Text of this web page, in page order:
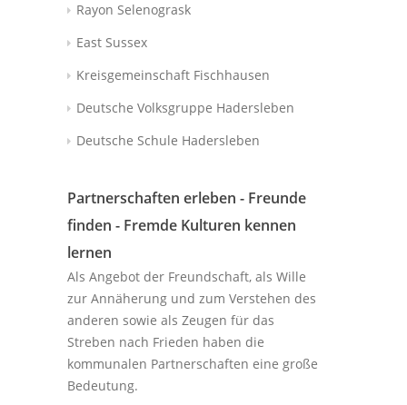
Rayon Selenogrask
East Sussex
Kreisgemeinschaft Fischhausen
Deutsche Volksgruppe Hadersleben
Deutsche Schule Hadersleben
Partnerschaften erleben - Freunde
finden - Fremde Kulturen kennen
lernen
Als Angebot der Freundschaft, als Wille
zur Annäherung und zum Verstehen des
anderen sowie als Zeugen für das
Streben nach Frieden haben die
kommunalen Partnerschaften eine große
Bedeutung.